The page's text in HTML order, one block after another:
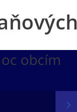
obcím